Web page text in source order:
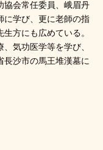
協会常任委員、峨眉丹
に学び、更に老師の指
方にも広めている。
気功医学等を学び、
長沙市の馬王堆漢墓に